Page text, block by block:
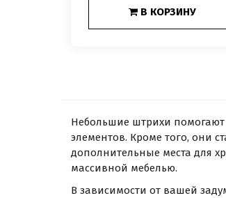
В КОРЗИНУ
Небольшие штрихи помогают
элементов. Кроме того, они
дополнительные места для
массивной мебелью.
В зависимости от вашей